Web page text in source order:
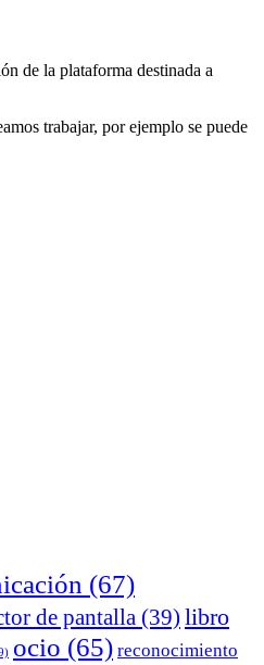
de la plataforma destinada a
trabajar, por ejemplo se puede
(67)
de pantalla (39) libro
ocio (65) reconocimiento